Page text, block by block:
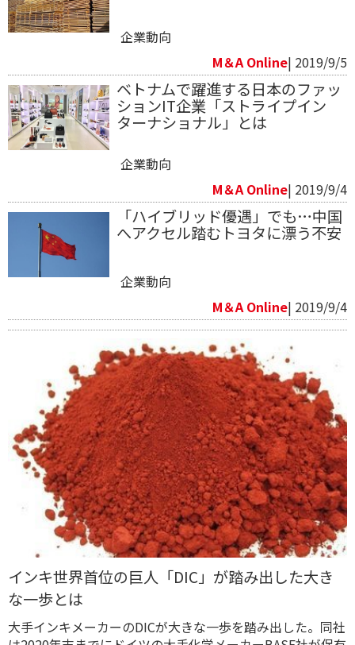
企業動向
M＆A Online| 2019/9/5
​ベトナムで躍進する日本のファッ
ションIT企業「ストライプイン
ターナショナル」とは
企業動向
M＆A Online| 2019/9/4
「ハイブリッド優遇」でも…中国
へアクセル踏むトヨタに漂う不安
企業動向
M＆A Online| 2019/9/4
インキ世界首位の巨人「DIC」が踏み出した大き
な一歩とは
大手インキメーカーのDICが大きな一歩を踏み出した。同社